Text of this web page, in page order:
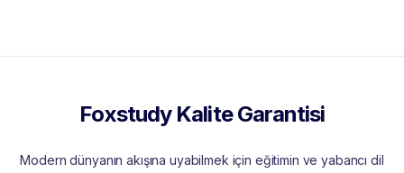
Foxstudy Kalite Garantisi
Modern dünyanın akışına uyabilmek için eğitimin ve yabancı dil